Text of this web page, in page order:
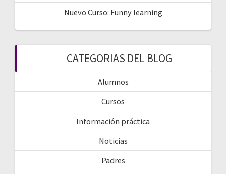
Nuevo Curso: Funny learning
CATEGORIAS DEL BLOG
Alumnos
Cursos
Información práctica
Noticias
Padres